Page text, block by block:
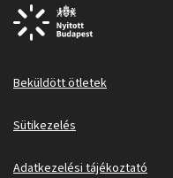
Beküldött ötletek
Sütikezelés
Adatkezelési tájékoztató